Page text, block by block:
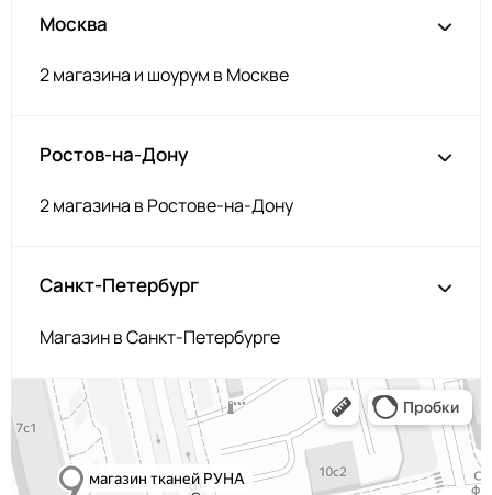
Москва
2 магазина и шоурум в Москве
Ростов-на-Дону
2 магазина в Ростове-на-Дону
Санкт-Петербург
Магазин в Санкт-Петербурге